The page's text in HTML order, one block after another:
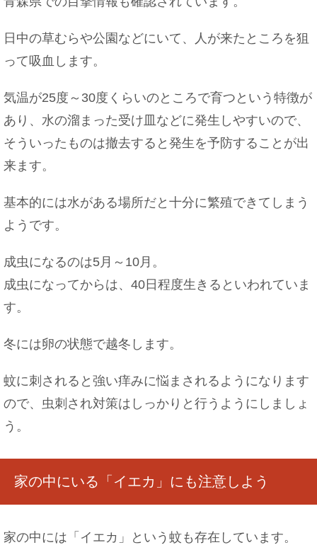
日中の草むらや公園などにいて、人が来たところを狙
って吸血します。
気温が25度～30度くらいのところで育つという特徴が
あり、水の溜まった受け皿などに発生しやすいので、
そういったものは撤去すると発生を予防することが出
来ます。
基本的には水がある場所だと十分に繁殖できてしまう
ようです。
成虫になるのは5月～10月。
成虫になってからは、40日程度生きるといわれていま
す。
冬には卵の状態で越冬します。
蚊に刺されると強い痒みに悩まされるようになります
ので、虫刺され対策はしっかりと行うようにしましょ
う。
家の中にいる「イエカ」にも注意しよう
家の中には「イエカ」という蚊も存在しています。